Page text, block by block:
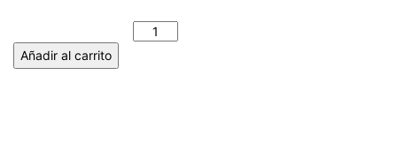
Añadir al carrito